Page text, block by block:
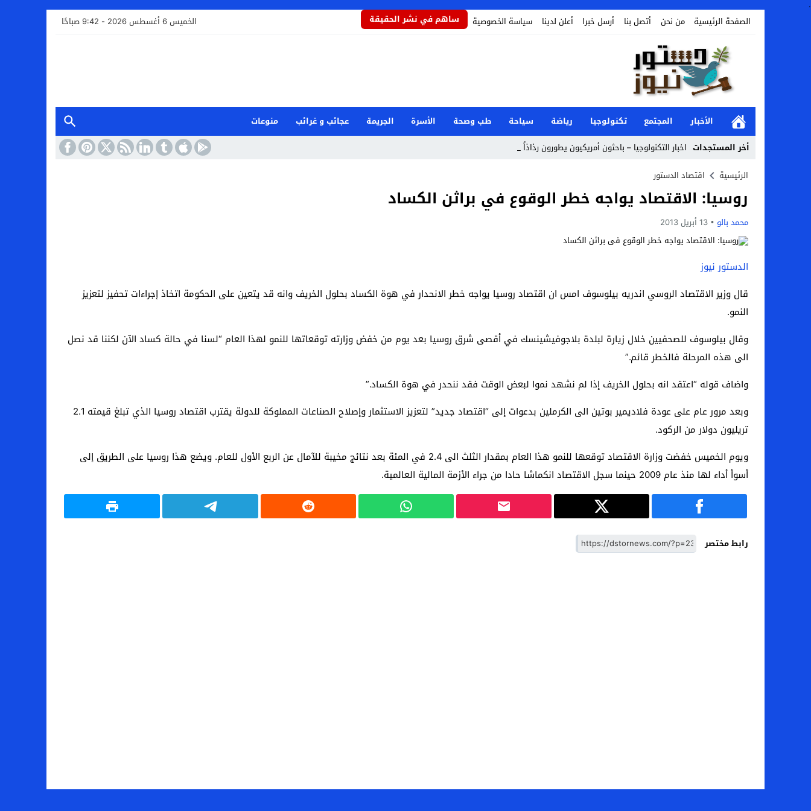
.
الصفحة الرئيسية
من نحن أتصل بنا أرسل خبرا أعلن لدينا سياسة الخصوصية ساهم في نشر الحقيقة الخميس 6 أغسطس 2026 - 9:42 صباحًا
الأخبار المجتمع تكنولوجيا رياضة سياحة طب وصحة الأسرة الجريمة عجائب و غرائب
منوعات
أخر المستجدات اخبار التكنولوجيا – باحثون أمريكيون يطورون رذاذاً يحم _
Stop
Previous
Next
الرئيسية اقتصاد الدستور
روسيا: الاقتصاد يواجه خطر الوقوع في براثن الكساد
محمد بالو 13 أبريل 2013
الدستور نيوز
قال وزير الاقتصاد الروسي اندريه بيلوسوف امس ان اقتصاد روسيا يواجه خطر الانحدار في هوة الكساد بحلول الخريف وانه قد يتعين على الحكومة اتخاذ إجراءات تحفيز لتعزيز
النمو.
وقال بيلوسوف للصحفيين خلال زيارة لبلدة بلاجوفيشينسك في أقصى شرق روسيا بعد يوم من خفض وزارته توقعاتها للنمو لهذا العام “لسنا في حالة كساد الآن لكننا قد نصل
الى هذه المرحلة فالخطر قائم.”
واضاف قوله “اعتقد انه بحلول الخريف إذا لم نشهد نموا لبعض الوقت فقد ننحدر في هوة الكساد.”
وبعد مرور عام على عودة فلاديمير بوتين الى الكرملين بدعوات إلى “اقتصاد جديد” لتعزيز الاستثمار وإصلاح الصناعات المملوكة للدولة يقترب اقتصاد روسيا الذي تبلغ قيمته 2.1
تريليون دولار من الركود.
ويوم الخميس خفضت وزارة الاقتصاد توقعها للنمو هذا العام بمقدار الثلث الى 2.4 في المئة بعد نتائج مخيبة للآمال عن الربع الأول للعام. ويضع هذا روسيا على الطريق إلى
أسوأ أداء لها منذ عام 2009 حينما سجل الاقتصاد انكماشا حادا من جراء الأزمة المالية العالمية.
رابط مختصر